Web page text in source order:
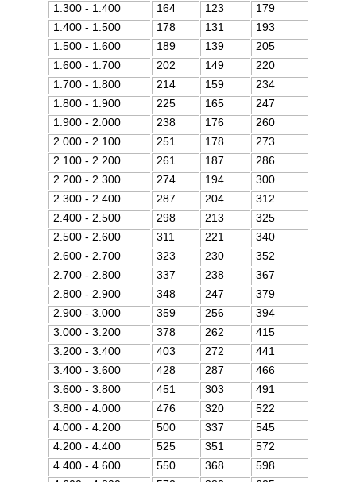
1.300 - 1.400
164 123
179
1.400 - 1.500
178 131
193
1.500 - 1.600
189 139
205
1.600 - 1.700
202 149
220
1.700 - 1.800
214 159
234
1.800 - 1.900
225 165
247
1.900 - 2.000
238 176
260
2.000 - 2.100
251 178
273
2.100 - 2.200
261 187
286
2.200 - 2.300
274 194
300
2.300 - 2.400
287 204
312
2.400 - 2.500
298 213
325
2.500 - 2.600
311 221
340
2.600 - 2.700
323 230
352
2.700 - 2.800
337 238
367
2.800 - 2.900
348 247
379
2.900 - 3.000
359 256
394
3.000 - 3.200
378 262
415
3.200 - 3.400
403 272
441
3.400 - 3.600
428 287
466
3.600 - 3.800
451 303
491
3.800 - 4.000
476 320
522
4.000 - 4.200
500 337
545
4.200 - 4.400
525 351
572
4.400 - 4.600
550 368
598